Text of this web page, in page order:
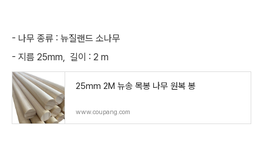
- 나무 종류 : 뉴질랜드 소나무
- 지름 25mm, 길이 : 2 m
25mm 2M 뉴송 목봉 나무 원복 봉
www.coupang.com